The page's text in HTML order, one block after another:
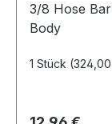
3/8 Hose
Body
1 Stück